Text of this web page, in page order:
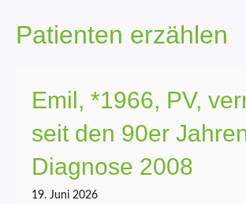
Patienten erzählen
Emil, *1966, PV,
seit den 90er
Diagnose 2008
19. Juni 2026